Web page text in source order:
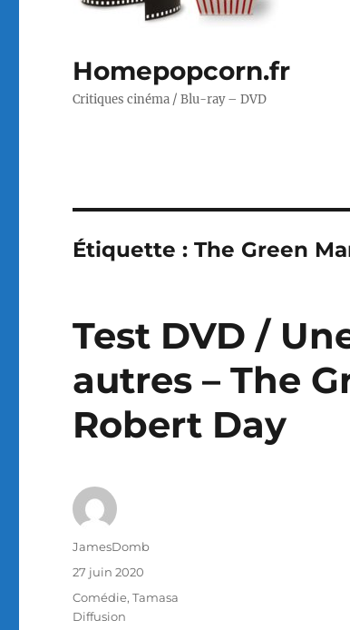
Homepopcorn.fr
Critiques cinéma / Blu-ray – DVD
Étiquette :The Green
Test DVD /
autres – The
Robert Day
Auteur
JamesDomb
Publié
27 juin 2020
Catégories
Comédie,Tamasa
Diffusion